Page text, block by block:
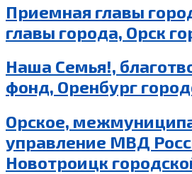
Приемная главы
главы города, Орск
Наша Семья!,
фонд, Оренбург
Орское,
управление МВД
Новотроицк